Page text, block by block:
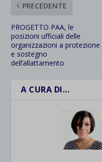
PRECEDENTE
PROGETTO PAA, le
posizioni ufficiali delle
organizzazioni a protezione
e sostegno
dell’allattamento
A CURA DI…